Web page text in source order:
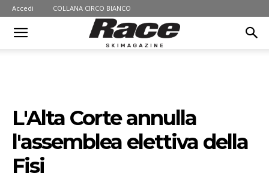
Accedi COLLANA CIRCO BIANCO
L'Alta Corte annulla
l'assemblea elettiva della
Fisi